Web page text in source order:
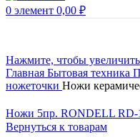
0 элемент 0,00 ₽
Нажмите, чтобы увеличить
Главная Бытовая техника
ножеточки Ножи
Ножи 5пр. RONDELL RD-
Вернуться к товарам